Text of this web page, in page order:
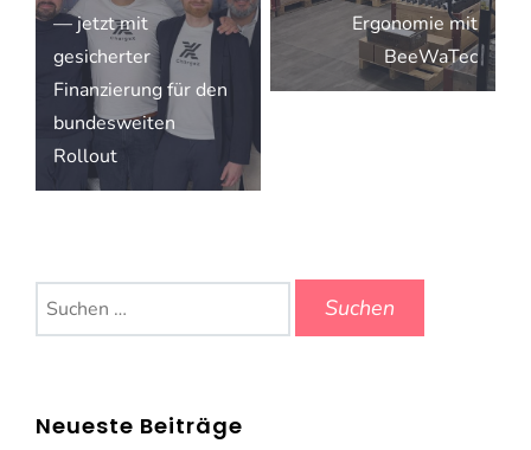
— jetzt mit
gesicherter
Finanzierung für den
bundesweiten
Rollout
Ergonomie mit
BeeWaTec
Suchen
nach:
Neueste Beiträge